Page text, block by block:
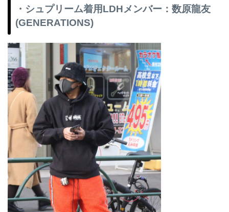
・シュプリーム着用LDHメンバー：数原龍友
(GENERATIONS)